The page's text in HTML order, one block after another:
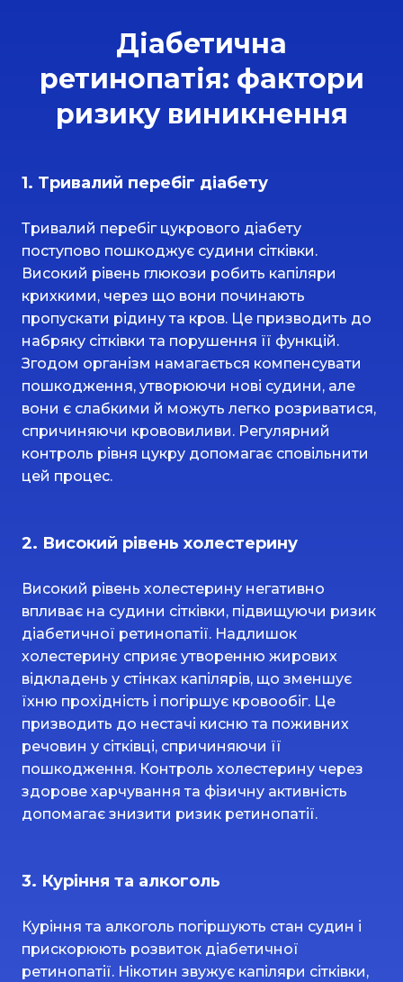
Діабетична
ретинопатія: фактори
ризику виникнення
1. Тривалий перебіг діабету
Тривалий перебіг цукрового діабету
поступово пошкоджує судини сітківки.
Високий рівень глюкози робить капіляри
крихкими, через що вони починають
пропускати рідину та кров. Це призводить до
набряку сітківки та порушення її функцій.
Згодом організм намагається компенсувати
пошкодження, утворюючи нові судини, але
вони є слабкими й можуть легко розриватися,
спричиняючи крововиливи. Регулярний
контроль рівня цукру допомагає сповільнити
цей процес.
2. Високий рівень холестерину
Високий рівень холестерину негативно
впливає на судини сітківки, підвищуючи ризик
діабетичної ретинопатії. Надлишок
холестерину сприяє утворенню жирових
відкладень у стінках капілярів, що зменшує
їхню прохідність і погіршує кровообіг. Це
призводить до нестачі кисню та поживних
речовин у сітківці, спричиняючи її
пошкодження. Контроль холестерину через
здорове харчування та фізичну активність
допомагає знизити ризик ретинопатії.
3. Куріння та алкоголь
Куріння та алкоголь погіршують стан судин і
прискорюють розвиток діабетичної
ретинопатії. Нікотин звужує капіляри сітківки,